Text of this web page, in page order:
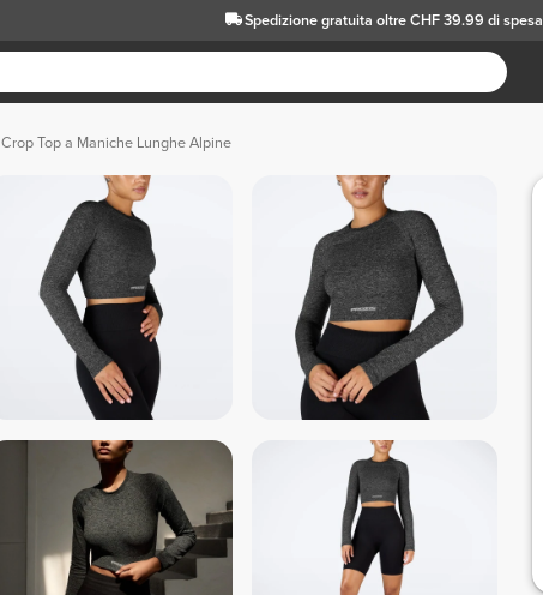
Spedizione gratuita oltre CHF 39.99 di spesa
Crop Top a Maniche Lunghe Alpine